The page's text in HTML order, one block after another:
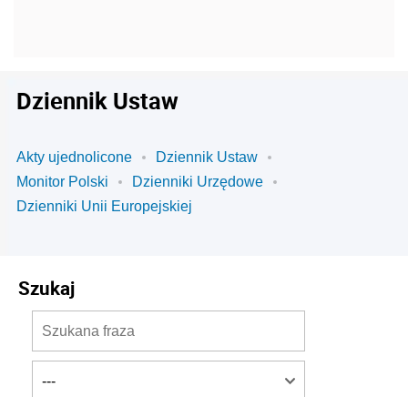
Dziennik Ustaw
Akty ujednolicone
Dziennik Ustaw
Monitor Polski
Dzienniki Urzędowe
Dzienniki Unii Europejskiej
Szukaj